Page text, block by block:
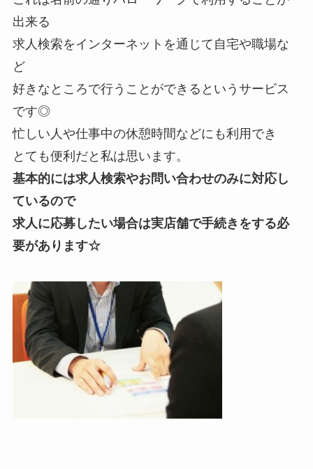
出来る
求人検索をインターネットを通じて自宅や職場な
ど
好きなところで行うことができるというサービス
です◎
忙しい人や仕事中の休憩時間などにも利用でき
とても便利だと私は思います。
基本的には求人検索やお問い合わせのみに対応し
ているので
求人に応募したい場合は実店舗で手続きをする必
要があります☆